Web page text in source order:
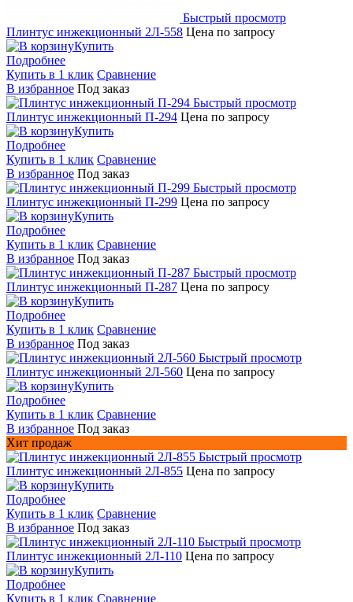
Быстрый просмотр
Плинтус инжекционный 2Л-558 Цена по запросу
Купить
Подробнее
Купить в 1 клик Сравнение
В избранное Под заказ
Быстрый просмотр
Плинтус инжекционный П-294 Цена по запросу
Купить
Подробнее
Купить в 1 клик Сравнение
В избранное Под заказ
Быстрый просмотр
Плинтус инжекционный П-299 Цена по запросу
Купить
Подробнее
Купить в 1 клик Сравнение
В избранное Под заказ
Быстрый просмотр
Плинтус инжекционный П-287 Цена по запросу
Купить
Подробнее
Купить в 1 клик Сравнение
В избранное Под заказ
Быстрый просмотр
Плинтус инжекционный 2Л-560 Цена по запросу
Купить
Подробнее
Купить в 1 клик Сравнение
В избранное Под заказ
Хит продаж
Быстрый просмотр
Плинтус инжекционный 2Л-855 Цена по запросу
Купить
Подробнее
Купить в 1 клик Сравнение
В избранное Под заказ
Быстрый просмотр
Плинтус инжекционный 2Л-110 Цена по запросу
Купить
Подробнее
Купить в 1 клик Сравнение